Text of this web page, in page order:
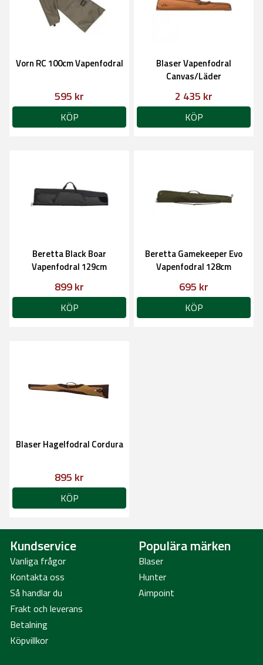
Vorn RC 100cm Vapenfodral
595 kr
KÖP
Blaser Vapenfodral
Canvas/Läder
2 435 kr
KÖP
Beretta Black Boar
Vapenfodral 129cm
899 kr
KÖP
Beretta Gamekeeper Evo
Vapenfodral 128cm
695 kr
KÖP
Blaser Hagelfodral Cordura
895 kr
KÖP
Kundservice
Vanliga frågor
Kontakta oss
Så handlar du
Frakt och leverans
Betalning
Köpvillkor
Populära märken
Blaser
Hunter
Aimpoint